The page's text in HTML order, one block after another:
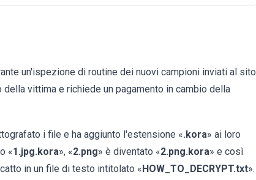
un'ispezione di routine dei nuovi campioni inviati al sito
vittima e richiede un pagamento in cambio della
i file e ha aggiunto l'estensione «.kora» ai loro
«1.jpg.kora», «2.png» è diventato «2.png.kora» e così
in un file di testo intitolato «HOW_TO_DECRYPT.txt».